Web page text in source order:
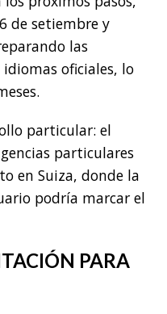
de setiembre y
las
oficiales, lo
particular: el
particulares
en Suiza, donde la
podría marcar el
PARA